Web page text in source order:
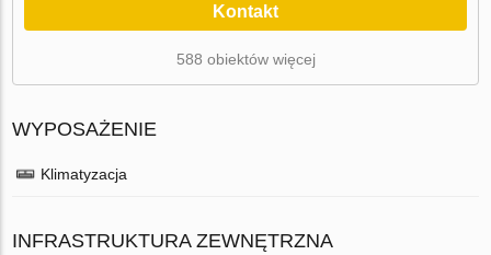
Kontakt
588 obiektów więcej
WYPOSAŻENIE
Klimatyzacja
INFRASTRUKTURA ZEWNĘTRZNA